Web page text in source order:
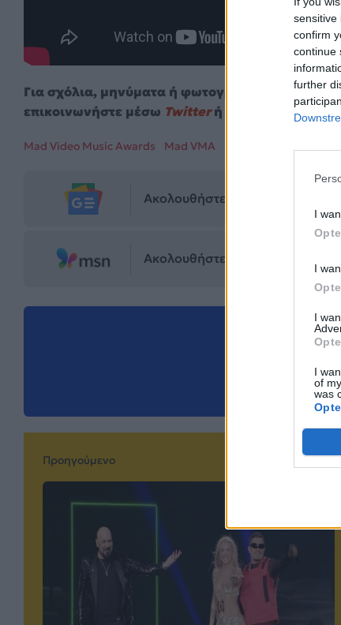
sensitive
confirm
continue
further
I
I
I
I
of
was
Για σχόλια, μηνύματα ή φωτογραφικό υλικό
επικοινωνήστε μέσω Twitterή ακολουθήστε
Mad Video Music Awards Mad VMA
Ακολουθήστε το Mad.gr στο
Ακολουθήστε το Mad.gr στο MSN
Προηγούμενο